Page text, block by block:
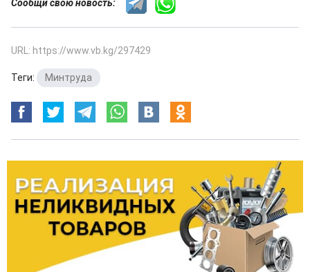
Сообщи свою новость:
URL: https://www.vb.kg/297429
Теги: Минтруда